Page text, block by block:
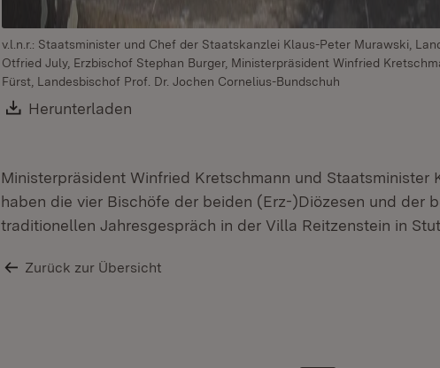
v.l.n.r.: Staatsminister und Chef der Staatskanzlei Klaus-Peter Murawski,
Otfried July, Erzbischof Stephan Burger, Ministerpräsident Winfried
Fürst, Landesbischof Prof. Dr. Jochen Cornelius-Bundschuh
Download:
Herunterladen
Ministerpräsident Winfried Kretschmann und Staatsminister
haben die vier Bischöfe der beiden (Erz-)Diözesen und der
traditionellen Jahresgespräch in der Villa Reitzenstein in
Zurück zur Übersicht